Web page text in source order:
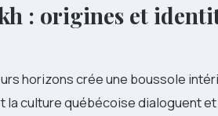
: origines et
horizons crée une boussole
la culture québécoise dialoguent